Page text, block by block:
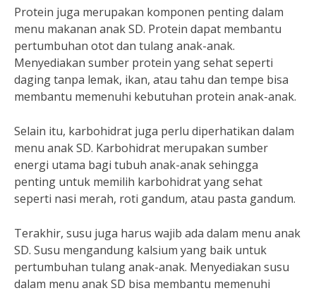
Protein juga merupakan komponen penting dalam
menu makanan anak SD. Protein dapat membantu
pertumbuhan otot dan tulang anak-anak.
Menyediakan sumber protein yang sehat seperti
daging tanpa lemak, ikan, atau tahu dan tempe bisa
membantu memenuhi kebutuhan protein anak-anak.
Selain itu, karbohidrat juga perlu diperhatikan dalam
menu anak SD. Karbohidrat merupakan sumber
energi utama bagi tubuh anak-anak sehingga
penting untuk memilih karbohidrat yang sehat
seperti nasi merah, roti gandum, atau pasta gandum.
Terakhir, susu juga harus wajib ada dalam menu anak
SD. Susu mengandung kalsium yang baik untuk
pertumbuhan tulang anak-anak. Menyediakan susu
dalam menu anak SD bisa membantu memenuhi